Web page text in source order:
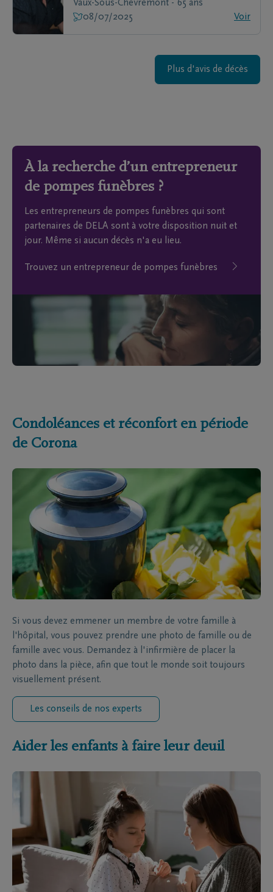
Vaux-Sous-Chevremont - 65 ans
08/07/2025
Voir
Plus d'avis de décès
À la recherche d’un entrepreneur
de pompes funèbres ?
Les entrepreneurs de pompes funèbres qui sont
partenaires de DELA sont à votre disposition nuit et
jour. Même si aucun décès n'a eu lieu.
Trouvez un entrepreneur de pompes funèbres
Condoléances et réconfort en période
de Corona
Si vous devez emmener un membre de votre famille à
l'hôpital, vous pouvez prendre une photo de famille ou de
famille avec vous. Demandez à l'infirmière de placer la
photo dans la pièce, afin que tout le monde soit toujours
visuellement présent.
Les conseils de nos experts
Aider les enfants à faire leur deuil